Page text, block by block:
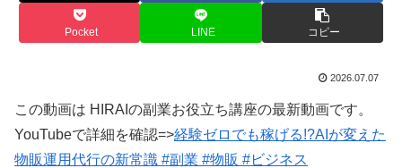
Pocket LINE コピー
2026.07.07
この動画は HIRAIの副業お役立ち講座の最新動画です。
YouTubeで詳細を確認=>経験ゼロでも稼げる!?AIが変えた
物販運用代行の新常識 #副業 #物販 #ビジネス